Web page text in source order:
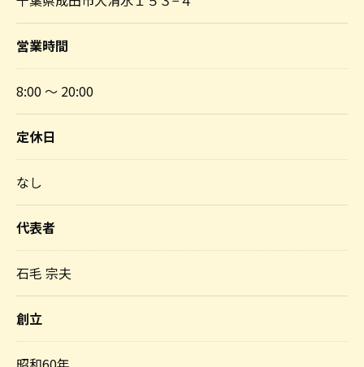
営業時間
8:00 ～ 20:00
定休日
なし
代表者
石毛 宗夫
創立